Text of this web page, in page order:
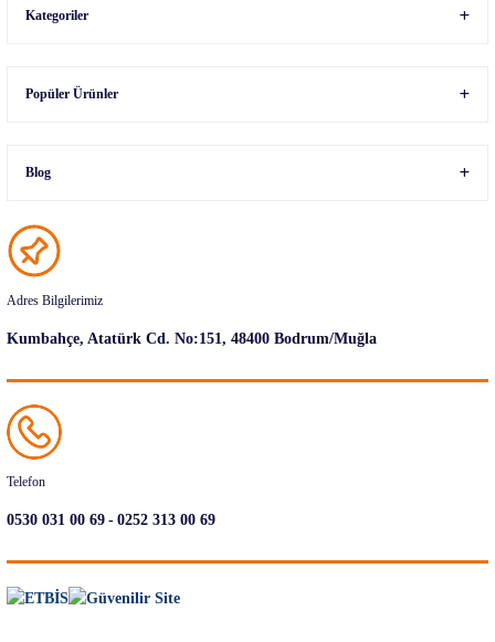
Kategoriler
Popüler Ürünler
Blog
Adres Bilgilerimiz
Kumbahçe, Atatürk Cd. No:151, 48400 Bodrum/Muğla
Telefon
0530 031 00 69-0252 313 00 69